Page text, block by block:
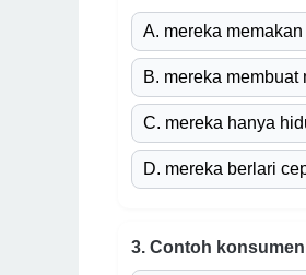
A. mereka
B. mereka
C. mereka hanya
D. mereka berlari
3. Contoh